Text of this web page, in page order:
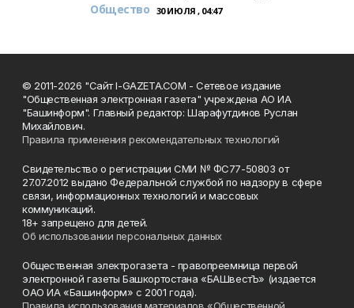
Общество 30 ИЮЛЯ , 04:47
© 2011-2026 "Сайт I-GAZETA.COM - Сетевое издание
"Общественная электронная газета" учреждена АО ИА
"Башинформ". Главный редактор: Шарафутдинов Руслан
Михайлович.
Правила применения рекомендательных технологий
Свидетельство о регистрации СМИ № ФС77-50803 от
27.07.2012 выдано Федеральной службой по надзору в сфере
связи, информационных технологий и массовых
коммуникаций.
18+ запрещено для детей.
Об использовании персональных данных
Общественная электрогазета - правопреемница первой
электронной газеты Башкортостана «БАШвестЪ» (издается
ОАО ИА «Башинформ» с 2001 года).